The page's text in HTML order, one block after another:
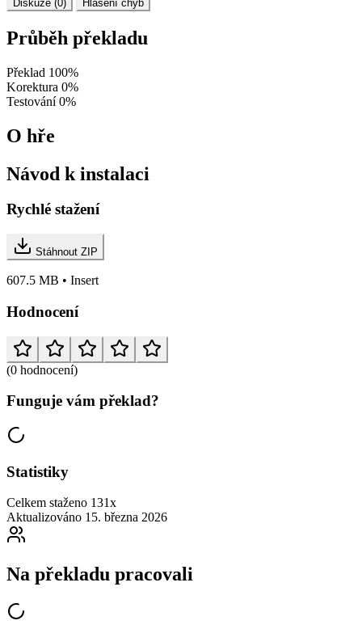
Diskuze (0) Hlášení chyb
Průběh překladu
Překlad 100%
Korektura 0%
Testování 0%
O hře
Návod k instalaci
Rychlé stažení
Stáhnout ZIP
607.5 MB • Insert
Hodnocení
(0 hodnocení)
Funguje vám překlad?
Statistiky
Celkem staženo 131x
Aktualizováno 15. března 2026
Na překladu pracovali